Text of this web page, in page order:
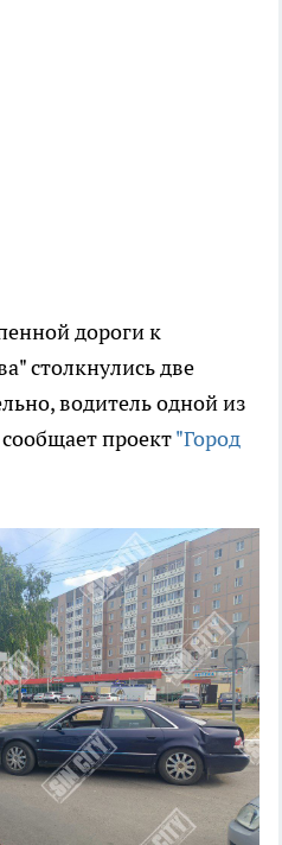
дороги к
столкнулись две
водитель одной из
проект"Город